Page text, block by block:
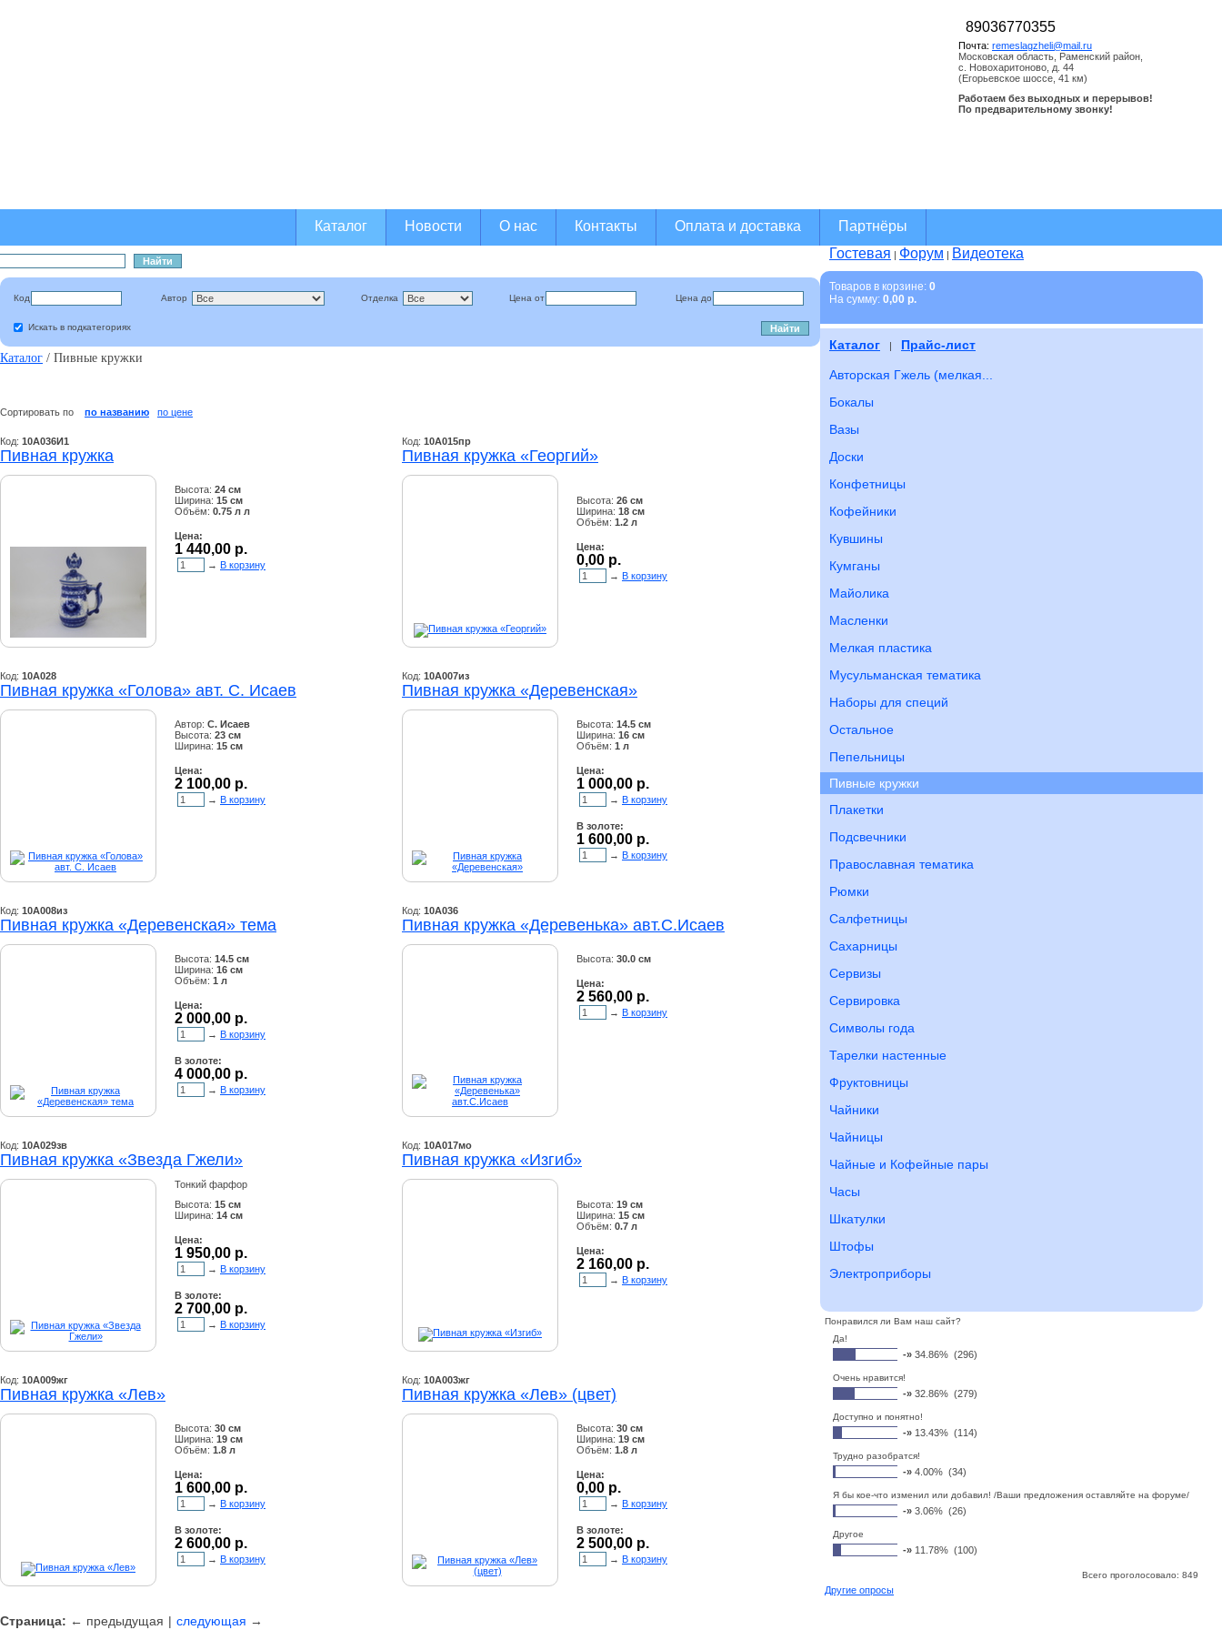
89036770355
Почта: remeslagzheli@mail.ru
Московская область, Раменский район,
с. Новохаритоново, д. 44
(Егорьевское шоссе, 41 км)
Работаем без выходных и перерывов!
По предварительному звонку!
Каталог Новости О нас Контакты Оплата и доставка Партнёры
Код Автор Отделка Цена от Цена до
Искать в подкатегориях
Каталог / Пивные кружки
Сортировать по по названию по цене
Код: 10А036И1
Пивная кружка
Высота: 24 см
Ширина: 15 см
Объём: 0.75 л л
Цена:
1 440,00 р.
→ В корзину
Код: 10А015пр
Пивная кружка «Георгий»
Высота: 26 см
Ширина: 18 см
Объём: 1.2 л
Цена:
0,00 р.
→ В корзину
Код: 10А028
Пивная кружка «Голова» авт. С. Исаев
Автор: С. Исаев
Высота: 23 см
Ширина: 15 см
Цена:
2 100,00 р.
→ В корзину
Код: 10А007из
Пивная кружка «Деревенская»
Высота: 14.5 см
Ширина: 16 см
Объём: 1 л
Цена:
1 000,00 р.
→ В корзину
В золоте:
1 600,00 р.
→ В корзину
Код: 10А008из
Пивная кружка «Деревенская» тема
Высота: 14.5 см
Ширина: 16 см
Объём: 1 л
Цена:
2 000,00 р.
→ В корзину
В золоте:
4 000,00 р.
→ В корзину
Код: 10А036
Пивная кружка «Деревенька» авт.С.Исаев
Высота: 30.0 см
Цена:
2 560,00 р.
→ В корзину
Код: 10А029зв
Пивная кружка «Звезда Гжели»
Тонкий фарфор
Высота: 15 см
Ширина: 14 см
Цена:
1 950,00 р.
→ В корзину
В золоте:
2 700,00 р.
→ В корзину
Код: 10А017мо
Пивная кружка «Изгиб»
Высота: 19 см
Ширина: 15 см
Объём: 0.7 л
Цена:
2 160,00 р.
→ В корзину
Код: 10А009жг
Пивная кружка «Лев»
Высота: 30 см
Ширина: 19 см
Объём: 1.8 л
Цена:
1 600,00 р.
→ В корзину
В золоте:
2 600,00 р.
→ В корзину
Код: 10А003жг
Пивная кружка «Лев» (цвет)
Высота: 30 см
Ширина: 19 см
Объём: 1.8 л
Цена:
0,00 р.
→ В корзину
В золоте:
2 500,00 р.
→ В корзину
Страница: ← предыдущая | следующая →
Гостевая | Форум | Видеотека
Товаров в корзине: 0
На cумму: 0,00 р.
Каталог | Прайс-лист
Авторская Гжель (мелкая...
Бокалы
Вазы
Доски
Конфетницы
Кофейники
Кувшины
Кумганы
Майолика
Масленки
Мелкая пластика
Мусульманская тематика
Наборы для специй
Остальное
Пепельницы
Пивные кружки
Плакетки
Подсвечники
Православная тематика
Рюмки
Салфетницы
Сахарницы
Сервизы
Сервировка
Символы года
Тарелки настенные
Фруктовницы
Чайники
Чайницы
Чайные и Кофейные пары
Часы
Шкатулки
Штофы
Электроприборы
Понравился ли Вам наш сайт?
Да!
-» 34.86% (296)
Очень нравится!
-» 32.86% (279)
Доступно и понятно!
-» 13.43% (114)
Трудно разобратся!
-» 4.00% (34)
Я бы кое-что изменил или добавил! /Ваши предложения оставляйте на форуме/
-» 3.06% (26)
Другое
-» 11.78% (100)
Всего проголосовало: 849
Другие опросы